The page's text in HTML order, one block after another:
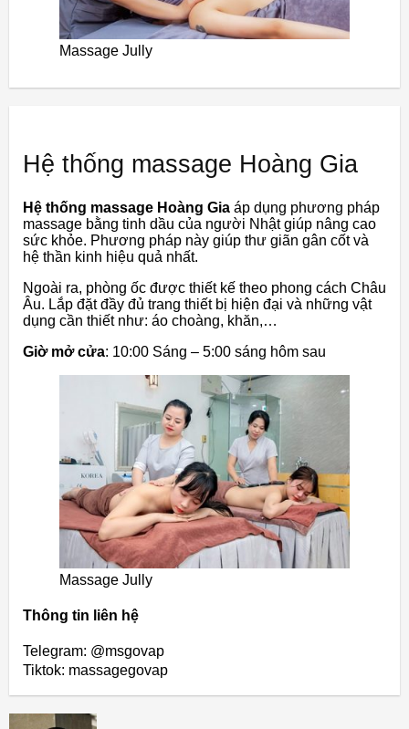
Massage Jully
Hệ thống massage Hoàng Gia
Hệ thống massage Hoàng Gia áp dụng phương pháp
massage bằng tinh dầu của người Nhật giúp nâng cao
sức khỏe. Phương pháp này giúp thư giãn gân cốt và
hệ thần kinh hiệu quả nhất.
Ngoài ra, phòng ốc được thiết kế theo phong cách Châu
Âu. Lắp đặt đầy đủ trang thiết bị hiện đại và những vật
dụng cần thiết như: áo choàng, khăn,…
Giờ mở cửa: 10:00 Sáng – 5:00 sáng hôm sau
Massage Jully
Thông tin liên hệ
Telegram: @msgovap
Tiktok: massagegovap